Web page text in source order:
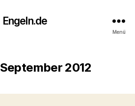
Engeln.de
Menü
September 2012